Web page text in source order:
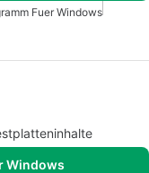
Fuer Windows
Windows